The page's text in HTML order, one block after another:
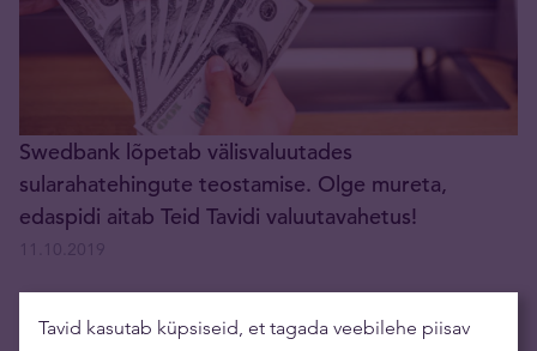
Swedbank lõpetab välisvaluutades
sularahatehingute teostamise. Olge mureta,
edaspidi aitab Teid Tavidi valuutavahetus!
Tavid kasutab küpsiseid, et tagada veebilehe piisav